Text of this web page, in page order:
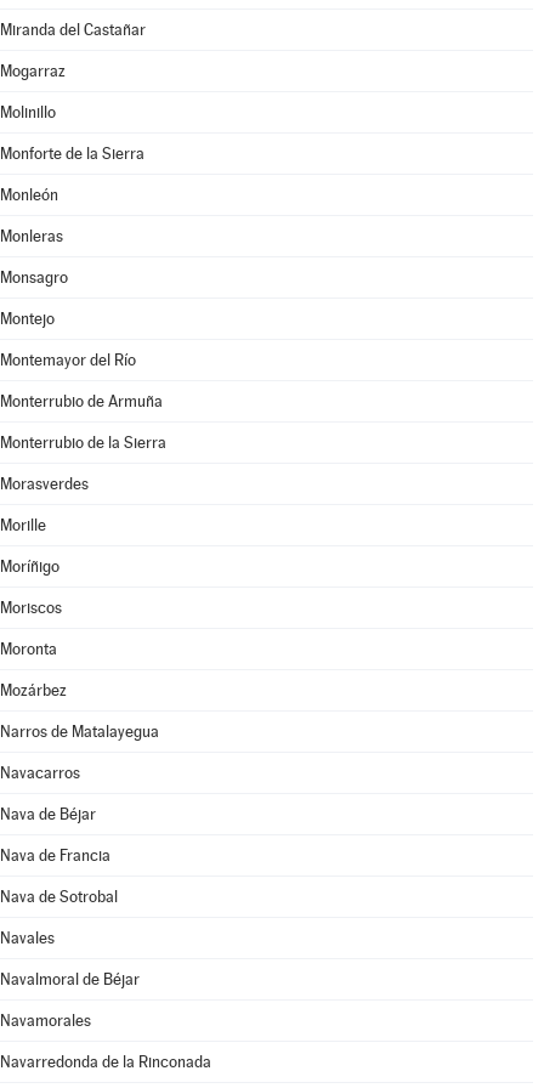
Miranda del Castañar
Mogarraz
Molinillo
Monforte de la Sierra
Monleón
Monleras
Monsagro
Montejo
Montemayor del Río
Monterrubio de Armuña
Monterrubio de la Sierra
Morasverdes
Morille
Moríñigo
Moriscos
Moronta
Mozárbez
Narros de Matalayegua
Navacarros
Nava de Béjar
Nava de Francia
Nava de Sotrobal
Navales
Navalmoral de Béjar
Navamorales
Navarredonda de la Rinconada